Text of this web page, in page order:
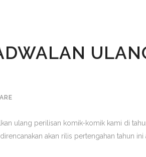
ulang perilisan komik-komik kami di
akan rilis pertengahan tahun